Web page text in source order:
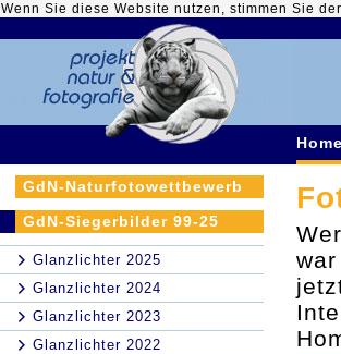
Wenn Sie diese Website nutzen, stimmen Sie
Home
GdN-Naturfotowettbewerb
GdN-Siegerbilder 99-25
Glanzlichter 2025
Glanzlichter 2024
Glanzlichter 2023
Glanzlichter 2022